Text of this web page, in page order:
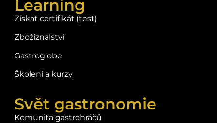
Learning
Získat certifikát (test)
Zbožíznalství
Gastroglobe
Školení a kurzy
Svět gastronomie
Komunita gastrohráčů